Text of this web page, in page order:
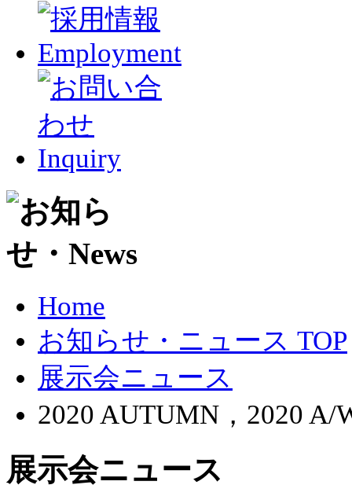
Home
お知らせ・ニュース TOP
展示会ニュース
2020 AUTUMN，2020
展示会ニュース